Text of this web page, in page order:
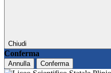
Chiudi
Conferma
Annulla Conferma